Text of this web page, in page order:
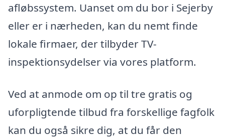
afløbssystem. Uanset om du bor i Sejerby
eller er i nærheden, kan du nemt finde
lokale firmaer, der tilbyder TV-
inspektionsydelser via vores platform.
Ved at anmode om op til tre gratis og
uforpligtende tilbud fra forskellige fagfolk
kan du også sikre dig, at du får den